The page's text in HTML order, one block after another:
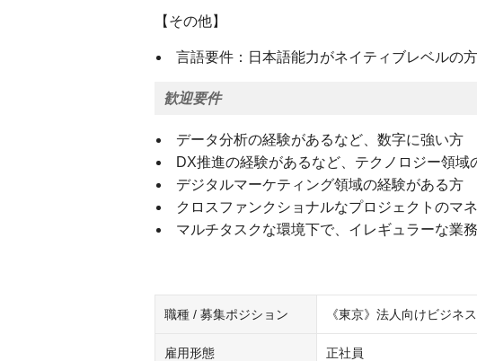
【その他】
言語要件：日本語能力がネイティブレベルの方
歓迎要件
データ分析の経験があるなど、数字に強い方
DX推進の経験があるなど、テクノロジー領域
デジタルマーケティング領域の経験がある方
クロスファンクショナルなプロジェクトのマ
マルチタスクな環境下で、イレギュラーな業
職種 / 募集ポジション 《東京》法人向けビジネ
雇用形態 正社員